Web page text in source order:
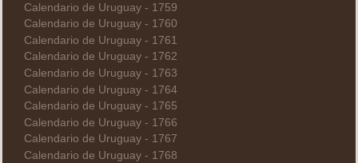
Calendario de Uruguay - 1759
Calendario de Uruguay - 1760
Calendario de Uruguay - 1761
Calendario de Uruguay - 1762
Calendario de Uruguay - 1763
Calendario de Uruguay - 1764
Calendario de Uruguay - 1765
Calendario de Uruguay - 1766
Calendario de Uruguay - 1767
Calendario de Uruguay - 1768